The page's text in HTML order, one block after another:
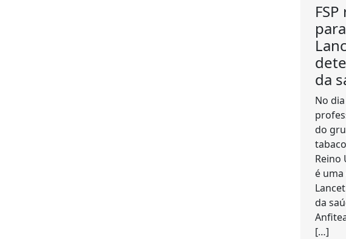
da
No
do
Reino
é
da
[…]